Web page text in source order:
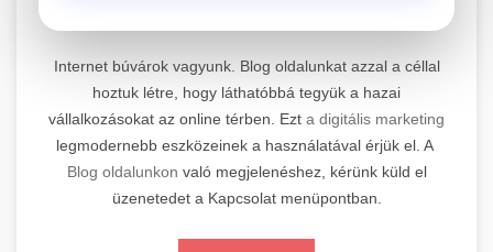
+
Professzionális elektromos roller javítási és
karbantartási szolgáltatások. Szakértő
technikusaink minőségi szervízt nyújtanak
minden jelentős márkához és modellhez.
Szervizközpont Látogatása
📊 2. Online Marketing
Ügynökség
+
Átfogó online marketing szolgáltatások,
beleértve a SEO-t, közösségi média kezelést és
Internet búvárok vagyunk. Blog oldalunkat azzal a céllal
hoztuk létre, hogy láthatóbbá tegyük a hazai
vállalkozásokat az online térben. Ezt a digitális marketing
legmodernebb eszközeinek a használatával érjük el. A
Blog oldalunkon való megjelenéshez, kérünk küld el
üzenetedet a Kapcsolat menüpontban.